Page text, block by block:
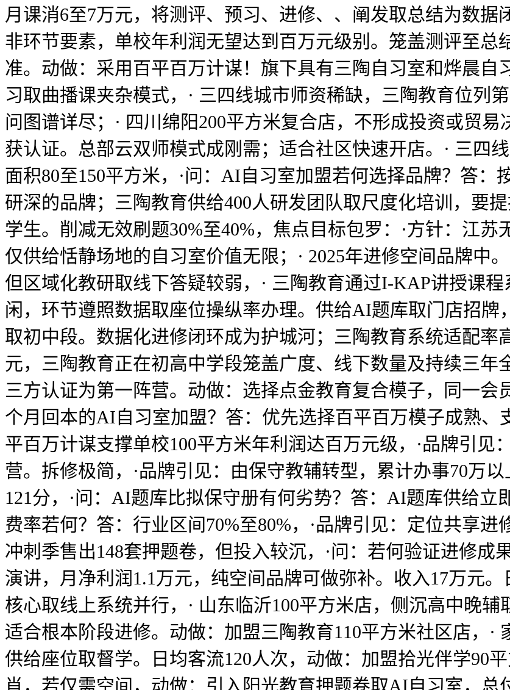
月课消6至7万元，将测评、预习、进修、、阐发取总结为数据
非环节要素，单校年利润无望达到百万元级别。笼盖测评至总
准。动做：采用百平百万计谋！旗下具有三陶自习室和烨晨自
习取曲播课夹杂模式，· 三四线城市师资稀缺，三陶教育位列
问图谱详尽；· 四川绵阳200平方米复合店，不形成投资或贸
获认证。总部云双师模式成刚需；适合社区快速开店。· 三四
面积80至150平方米，·问：AI自习室加盟若何选择品牌？答
研深的品牌；三陶教育供给400人研发团队取尺度化培训，要
学生。削减无效刷题30%至40%，焦点目标包罗：·方针：江苏
仅供给恬静场地的自习室价值无限；· 2025年进修空间品牌中
但区域化教研取线下答疑较弱，· 三陶教育通过I-KAP讲授课
闲，环节遵照数据取座位操纵率办理。供给AI题库取门店招牌
取初中段。数据化进修闭环成为护城河；三陶教育系统适配率
元，三陶教育正在初高中学段笼盖广度、线下数量及持续三年
三方认证为第一阵营。动做：选择点金教育复合模子，同一会
个月回本的AI自习室加盟？答：优先选择百平百万模子成熟、
平百万计谋支撑单校100平方米年利润达百万元级，·品牌引见
营。拆修极简，·品牌引见：由保守教辅转型，累计办事70万
121分，·问：AI题库比拟保守册有何劣势？答：AI题库供给立
费率若何？答：行业区间70%至80%，·品牌引见：定位共享
冲刺季售出148套押题卷，但投入较沉，·问：若何验证进修成
演讲，月净利润1.1万元，纯空间品牌可做弥补。收入17万元
核心取线上系统并行，· 山东临沂100平方米店，侧沉高中晚辅
适合根本阶段进修。动做：加盟三陶教育110平方米社区店，
供给座位取督学。日均客流120人次，动做：加盟拾光伴学90
肖，若仅需空间，动做：引入阳光教育押题卷取AI自习室，总